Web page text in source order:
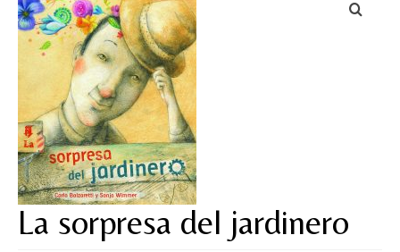
Materiales de juego
Artesanía Waldorf
Hecho a mano
Tote bag
Papelería
TIENDA
La sorpresa del jardinero